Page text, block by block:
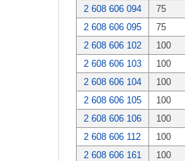
2 608 606 094
75
2 608 606 095
75
2 608 606 102
100
2 608 606 103
100
2 608 606 104
100
2 608 606 105
100
2 608 606 106
100
2 608 606 112
100
2 608 606 161
100